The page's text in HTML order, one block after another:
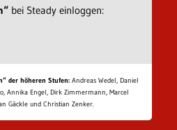
bei Steady einloggen:
der höheren Stufen: Andreas Wedel, Daniel
Annika Engel, Dirk Zimmermann, Marcel
Gäckle und Christian Zenker.